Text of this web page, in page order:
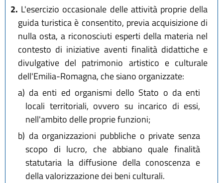
2. L'esercizio occasionale delle attività proprie della
guida turistica è consentito, previa acquisizione di
nulla osta, a riconosciuti esperti della materia nel
contesto di iniziative aventi finalità didattiche e
divulgative del patrimonio artistico e culturale
dell'Emilia-Romagna, che siano organizzate:
a) da enti ed organismi dello Stato o da enti
locali territoriali, ovvero su incarico di essi,
nell'ambito delle proprie funzioni;
b) da organizzazioni pubbliche o private senza
scopo di lucro, che abbiano quale finalità
statutaria la diffusione della conoscenza e
della valorizzazione dei beni culturali.